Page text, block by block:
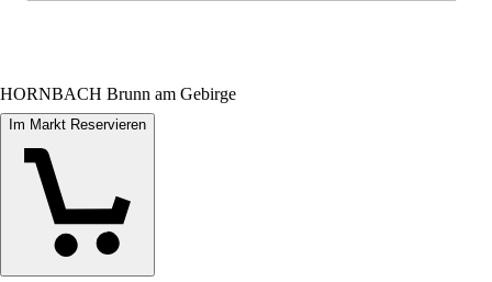
HORNBACH Brunn am Gebirge
Im Markt Reservieren